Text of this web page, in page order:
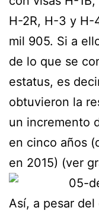
H-2R, H-3 y H-
mil 905. Si a
de lo que se
estatus, es
obtuvieron la
un incremento
en cinco años
en 2015) (ver
Así, a pesar